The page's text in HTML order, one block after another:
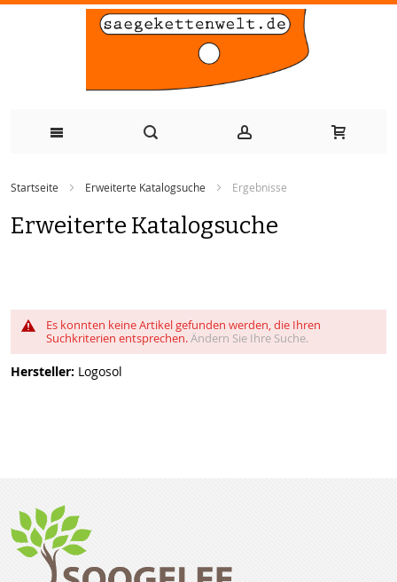
springen
Startseite Erweiterte Katalogsuche Ergebnisse
Erweiterte Katalogsuche
Es konnten keine Artikel gefunden werden, die Ihren
Suchkriterien entsprechen.Ändern Sie Ihre Suche.
Hersteller: Logosol